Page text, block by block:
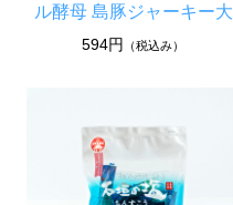
ル酵母 島豚ジャーキー大
594円 （税込み）